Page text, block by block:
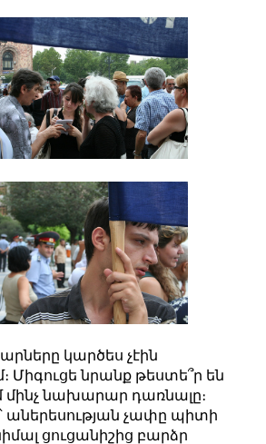
կարծես չէին
Միգուցե նրանք թեստե՞ր են
մինչ նախարար դառնալը։
աներեսության չափը պիտի
ցուցանիշից բարձր